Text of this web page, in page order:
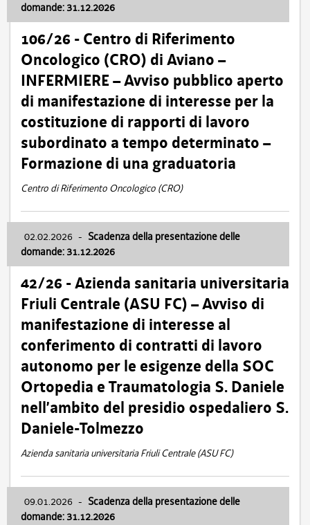
domande: 31.12.2026
106/26 - Centro di Riferimento
Oncologico (CRO) di Aviano –
INFERMIERE – Avviso pubblico aperto
di manifestazione di interesse per la
costituzione di rapporti di lavoro
subordinato a tempo determinato –
Formazione di una graduatoria
Centro di Riferimento Oncologico (CRO)
02.02.2026 - Scadenza della presentazione delle
domande: 31.12.2026
42/26 - Azienda sanitaria universitaria
Friuli Centrale (ASU FC) – Avviso di
manifestazione di interesse al
conferimento di contratti di lavoro
autonomo per le esigenze della SOC
Ortopedia e Traumatologia S. Daniele
nell’ambito del presidio ospedaliero S.
Daniele-Tolmezzo
Azienda sanitaria universitaria Friuli Centrale (ASU FC)
09.01.2026 - Scadenza della presentazione delle
domande: 31.12.2026